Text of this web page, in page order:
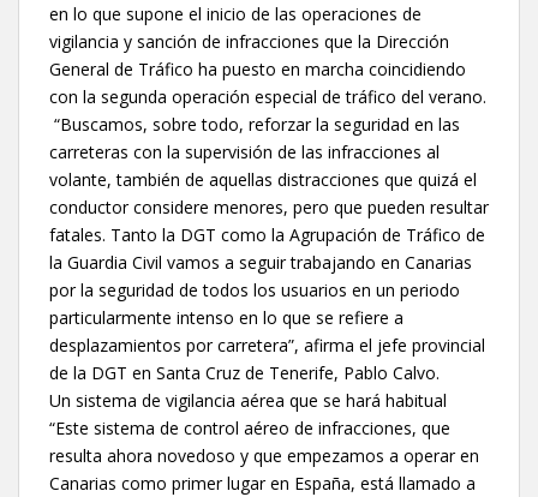
en lo que supone el inicio de las operaciones de
vigilancia y sanción de infracciones que la Dirección
General de Tráfico ha puesto en marcha coincidiendo
con la segunda operación especial de tráfico del verano.
“Buscamos, sobre todo, reforzar la seguridad en las
carreteras con la supervisión de las infracciones al
volante, también de aquellas distracciones que quizá el
conductor considere menores, pero que pueden resultar
fatales. Tanto la DGT como la Agrupación de Tráfico de
la Guardia Civil vamos a seguir trabajando en Canarias
por la seguridad de todos los usuarios en un periodo
particularmente intenso en lo que se refiere a
desplazamientos por carretera”, afirma el jefe provincial
de la DGT en Santa Cruz de Tenerife, Pablo Calvo.
Un sistema de vigilancia aérea que se hará habitual
“Este sistema de control aéreo de infracciones, que
resulta ahora novedoso y que empezamos a operar en
Canarias como primer lugar en España, está llamado a